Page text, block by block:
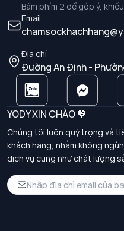
Bấm phím 2 để góp ý,
Email
Địa chỉ
Đường An Định -
YODY XIN CHÀO 💖
Chúng tôi luôn quý trọng và
khách hàng, nhằm không
dịch vụ cũng như chất lượng